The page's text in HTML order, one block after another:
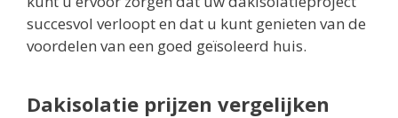
succesvol verloopt en dat u kunt genieten van de
voordelen van een goed geïsoleerd huis.
Dakisolatie prijzen vergelijken